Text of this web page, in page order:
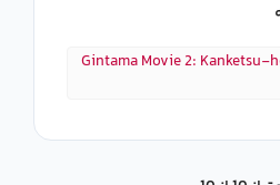
Gintama Movie 2: Kanketsu-